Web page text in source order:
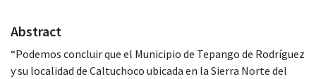
Abstract
“Podemos concluir que el Municipio de Tepango de Rodríguez
y su localidad de Caltuchoco ubicada en la Sierra Norte del